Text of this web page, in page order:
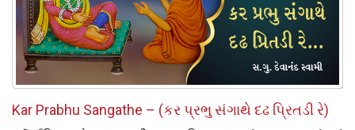
Kar Prabhu Sangathe – (કર પ્રભુ સંગાથે દઢ પ્રિતડી રે)